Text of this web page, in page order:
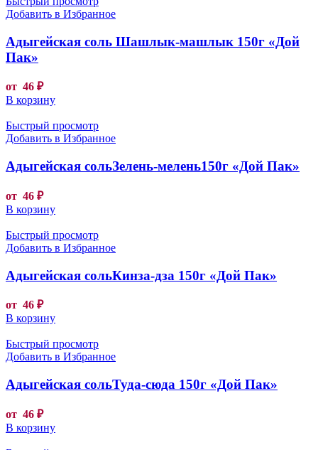
Добавить в Избранное
Адыгейская соль Шашлык-машлык 150г «Дой
Пак»
от 46 ₽
В корзину
Быстрый просмотр
Добавить в Избранное
Адыгейская сольЗелень-мелень150г «Дой Пак»
от 46 ₽
В корзину
Быстрый просмотр
Добавить в Избранное
Адыгейская сольКинза-дза 150г «Дой Пак»
от 46 ₽
В корзину
Быстрый просмотр
Добавить в Избранное
Адыгейская сольТуда-сюда 150г «Дой Пак»
от 46 ₽
В корзину